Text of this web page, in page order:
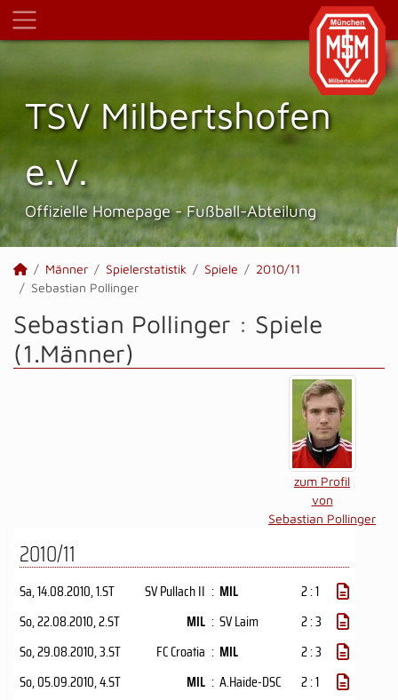
TSV Milbertshofen
e.V.
Offizielle Homepage - Fußball-Abteilung
Männer Spielerstatistik Spiele
2010/11
Sebastian Pollinger
Sebastian Pollinger : Spiele
(1.Männer)
zum Profil
von
Sebastian Pollinger
2010/11
Sa, 14.08.2010, 1.ST SV Pullach II : MIL
2 : 1
So, 22.08.2010, 2.ST MIL : SV Laim
2 : 3
So, 29.08.2010, 3.ST FC Croatia : MIL
2 : 3
So, 05.09.2010, 4.ST MIL : A.Haide-DSC
2 : 1